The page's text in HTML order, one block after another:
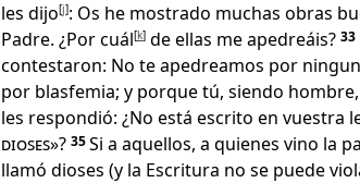
les dijo[j]: Os he mostrado muchas obras
Padre. ¿Por cuál[k] de ellas me apedreáis? 33
contestaron: No te apedreamos por
por blasfemia; y porque tú, siendo
les respondió: ¿No está escrito en vuestra
dioses»? 35Si a aquellos, a quienes vino la
llamó dioses (y la Escritura no se puede